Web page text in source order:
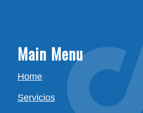
Main Menu
Home
Servicios